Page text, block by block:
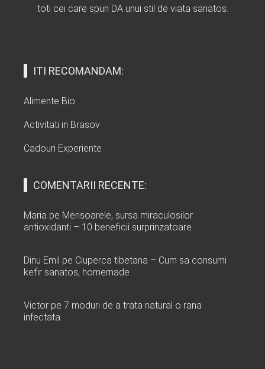
toti cei care spun DA unui stil de viata sanatos.
ITI RECOMANDAM:
Alimente Bio
Activitati in Brasov
Cadouri Experiente
COMENTARII RECENTE:
Maria pe Merisoarele, sursa miraculosilor
antioxidanti – 10 beneficii surprinzatoare
Dinu Emil pe Ciuperca tibetana – Cum sa consumi
kefir sanatos, homemade
Victor pe 7 moduri de a trata natural o rana
infectata